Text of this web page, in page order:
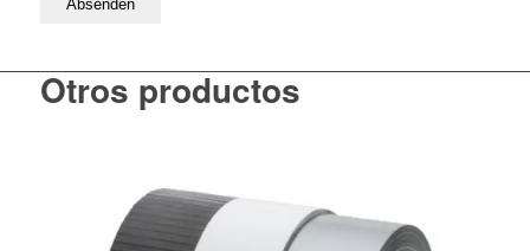
Otros productos